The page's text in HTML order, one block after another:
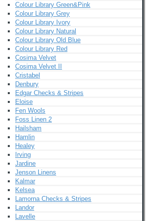
Colour Library Green&Pink
Colour Library Grey
Colour Library Ivory
Colour Library Natural
Colour Library Old Blue
Colour Library Red
Cosima Velvet
Cosima Velvet II
Cristabel
Denbury
Edgar Checks & Stripes
Eloise
Fen Wools
Foss Linen 2
Hailsham
Hamlin
Healey
Irving
Jardine
Jenson Linens
Kalmar
Kelsea
Lamorna Checks & Stripes
Landor
Lavelle